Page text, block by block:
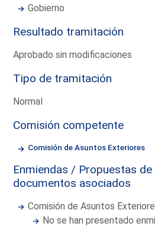
Gobierno
Resultado tramitación
Aprobado sin modificaciones
Tipo de tramitación
Normal
Comisión competente
Comisión de Asuntos Exteriores
Enmiendas / Propuestas
documentos asociados
Comisión de Asuntos
No se han presentado